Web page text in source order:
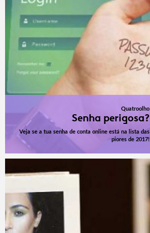
Quatroolho
Senha perigosa?
Veja se a tua senha de conta online está na lista das
piores de 2017!